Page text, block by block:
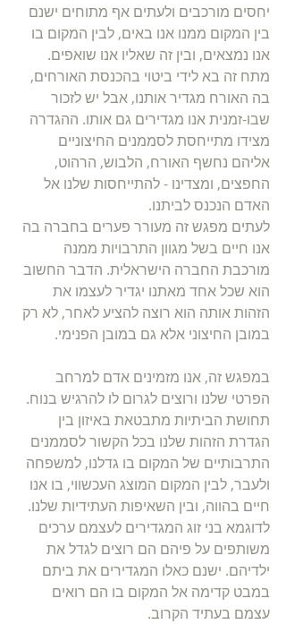
יחסים מורכבים ולעתים אף מתוחים ישנם
בין המקום ממנו אנו באים, לבין המקום בו
אנו נמצאים, ובין זה שאליו אנו שואפים.
מתח זה בא לידי ביטוי בהכנסת האורחים,
בה האורח מגדיר אותנו, אבל יש לזכור
שבו-זמנית אנו מגדירים גם אותו. ההגדרה
מצידו מתייחסת לסממנים החיצוניים
אליהם נחשף האורח, הלבוש, הרהוט,
החפצים, ומצדינו - להתייחסות שלנו אל
האדם הנכנס לביתנו.
לעתים מפגש זה מעורר פערים בחברה בה
אנו חיים בשל מגוון התרבויות ממנה
מורכבת החברה הישראלית. הדבר החשוב
הוא שכל אחד מאתנו יגדיר לעצמו את
הזהות אותה הוא רוצה להציע לאחר, לא רק
במובן החיצוני אלא גם במובן הפנימי.
במפגש זה, אנו מזמינים אדם למרחב
הפרטי שלנו ורוצים לגרום לו להרגיש בנוח.
תחושת הביתיות מתבטאת באיזון בין
הגדרת הזהות שלנו בכל הקשור לסממנים
התרבותיים של המקום בו גדלנו, למשפחה
ולעבר, לבין המקום המוצג העכשווי, בו אנו
חיים בהווה, ובין השאיפות העתידיות שלנו.
לדוגמא בני זוג המגדירים לעצמם ערכים
משותפים על פיהם הם רוצים לגדל את
ילדיהם. ישנם כאלו המגדירים את ביתם
במבט קדימה אל המקום בו הם רואים
עצמם בעתיד הקרוב.